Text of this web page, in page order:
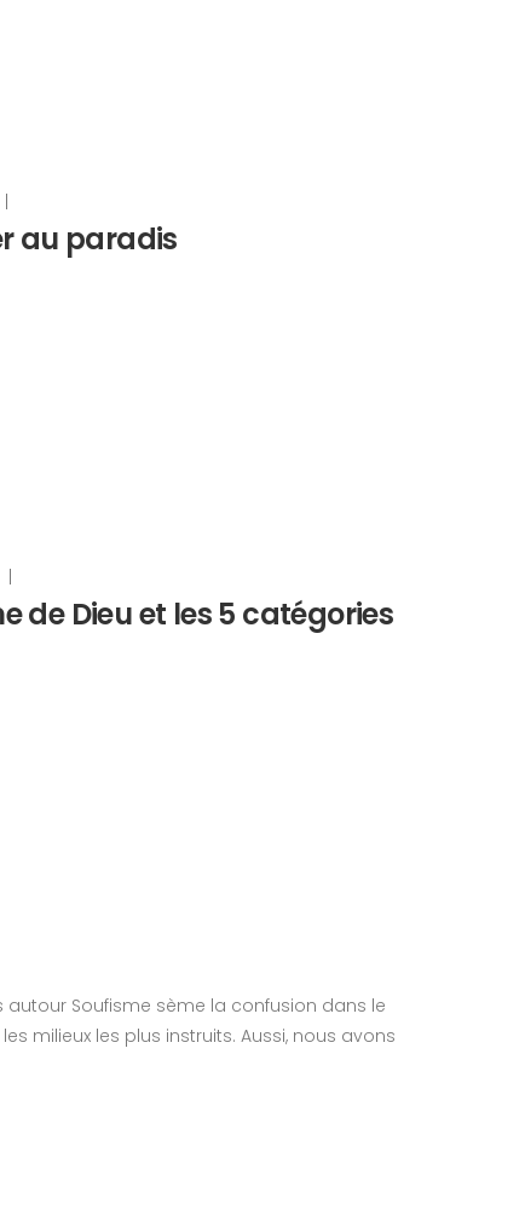
|
au paradis
|
de Dieu et les 5 catégories
Soufisme sème la confusion dans le
milieux les plus instruits. Aussi, nous avons